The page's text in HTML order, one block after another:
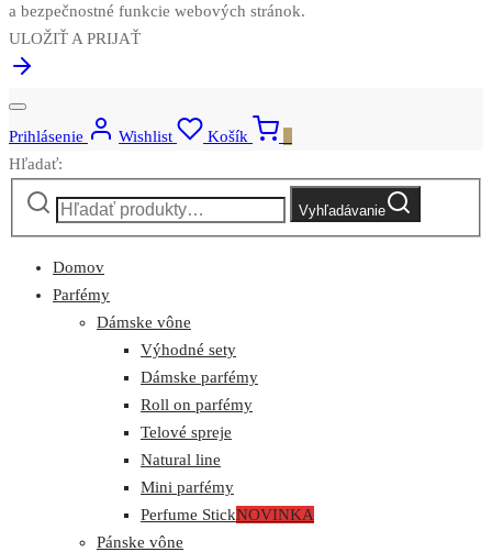
a bezpečnostné funkcie webových stránok.
ULOŽIŤ A PRIJAŤ
Prihlásenie Wishlist Košík
Hľadať:
Vyhľadávanie
Domov
Parfémy
Dámske vône
Výhodné sety
Dámske parfémy
Roll on parfémy
Telové spreje
Natural line
Mini parfémy
Perfume StickNOVINKA
Pánske vône